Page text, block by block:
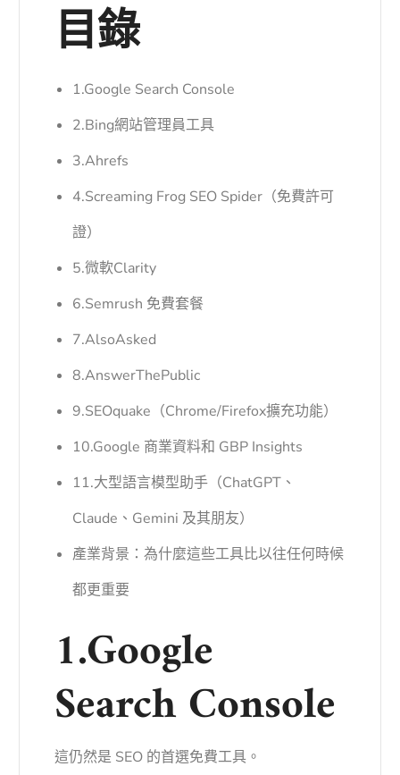
目錄
1.Google Search Console
2.Bing網站管理員工具
3.Ahrefs
4.Screaming Frog SEO Spider（免費許可
證）
5.微軟Clarity
6.Semrush 免費套餐
7.AlsoAsked
8.AnswerThePublic
9.SEOquake（Chrome/Firefox擴充功能）
10.Google 商業資料和 GBP Insights
11.大型語言模型助手（ChatGPT、
Claude、Gemini 及其朋友）
產業背景：為什麼這些工具比以往任何時候
都更重要
1.Google
Search Console
這仍然是 SEO 的首選免費工具。